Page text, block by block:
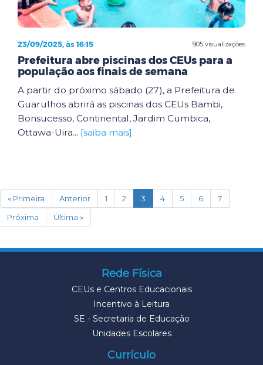
905 visualizações
23/09/2025, às 16:15
Prefeitura abre piscinas dos CEUs para a
população aos finais de semana
A partir do próximo sábado (27), a Prefeitura de
Guarulhos abrirá as piscinas dos CEUs Bambi,
Bonsucesso, Continental, Jardim Cumbica,
Ottawa-Uira... [saiba mais]
« Primeira Anterior 1 2 3 (current)
4 5 6
7
Próxima
Última »
Rede Física
CEUs e Centros Educacionais
Incentivo à Leitura
SE - Secretaria de Educação
Unidades Escolares
Currículo